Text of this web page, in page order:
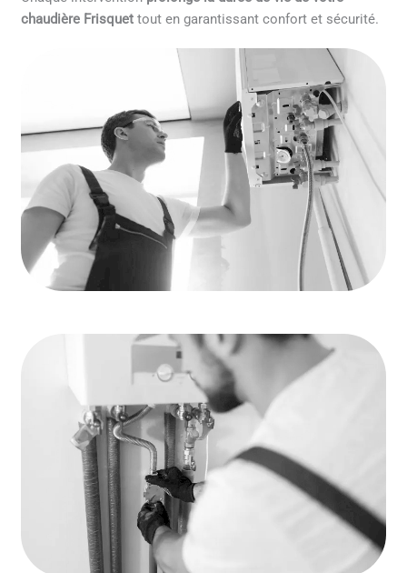
chaudière Frisquet tout en garantissant confort et sécurité.